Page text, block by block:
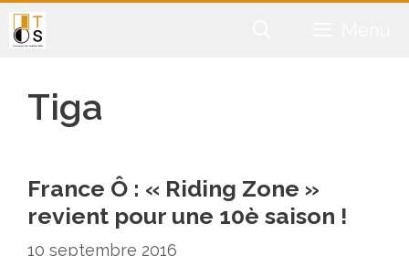
Aller
au
Tiga
France Ô : « Riding Zone »
revient pour une 10è saison !
10 septembre 2016